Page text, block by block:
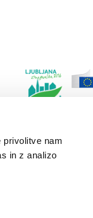
privolitve nam
in z analizo